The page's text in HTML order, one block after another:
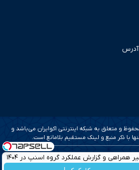
همراهی و گزارش عملکرد گروه اسنپ در ۱۴۰۴
آدرس
و متعلق به شبکه اینترنتی اکوایران می‌باشد و
با ذکر منبع و لینک مستقیم بلامانع است.
آسام